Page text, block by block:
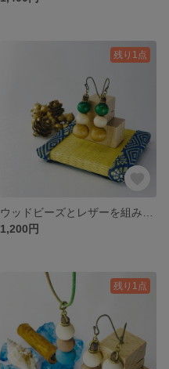
残り1点
1,200円
残り1点